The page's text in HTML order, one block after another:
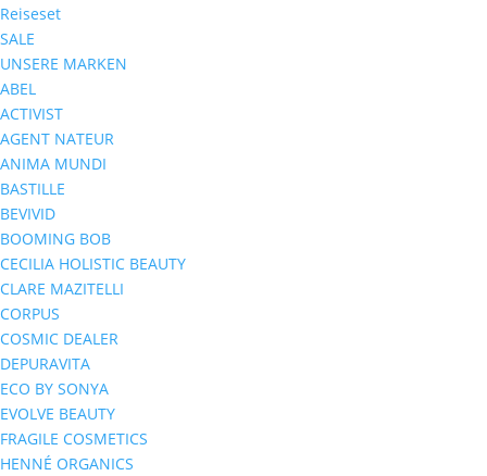
Reiseset
SALE
UNSERE MARKEN
ABEL
ACTIVIST
AGENT NATEUR
ANIMA MUNDI
BASTILLE
BEVIVID
BOOMING BOB
CECILIA HOLISTIC BEAUTY
CLARE MAZITELLI
CORPUS
COSMIC DEALER
DEPURAVITA
ECO BY SONYA
EVOLVE BEAUTY
FRAGILE COSMETICS
HENNÉ ORGANICS